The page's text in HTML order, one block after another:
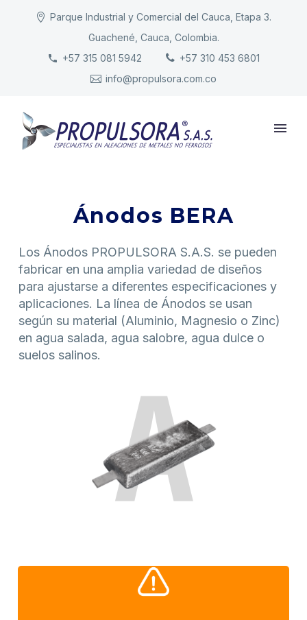
Parque Industrial y Comercial del Cauca, Etapa 3.
Guachené, Cauca, Colombia.
+57 315 081 5942
+57 310 453 6801
info@propulsora.com.co
INICIO
PRODUCTOS
Ánodos BERA
Los Ánodos PROPULSORA S.A.S. se pueden
fabricar en una amplia variedad de diseños
para ajustarse a diferentes especificaciones y
aplicaciones. La línea de Ánodos se usan
según su material (Aluminio, Magnesio o Zinc)
en agua salada, agua salobre, agua dulce o
suelos salinos.